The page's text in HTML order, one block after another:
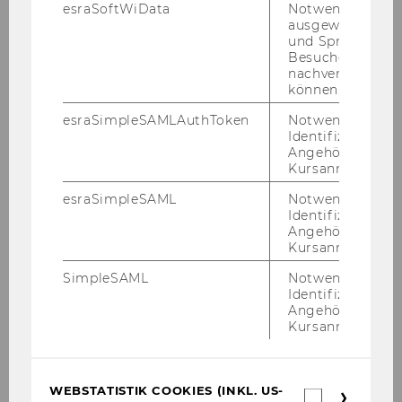
nen müs­sen. Auf Grund der be­grenz­ten Teil­
neh­mer:in­nen­zahl wird bei Ab­mel­dung nach
die­sem Zeit­punkt die ge­sam­te Teil­nah­me­ge­
bühr fäl­lig. Selbst­ver­ständ­lich ist die Nen­nung
von Er­satz­teil­neh­mer:innen mög­lich.
ProEuropeanValuesAT ClearTheAir
esraSoftWiData
Notwendig um
ausgewählte
und
Besuchers
nachverfolgen
können.
esraSimpleSAMLAuthToken
Notwendig zur
Identifizierung
Angehörige/r für
Kursanmeldung.
esraSimpleSAML
Notwendig zur
Identifizierung
Angehörige/r für
Kursanmeldung.
SimpleSAML
Notwendig zur
Identifizierung
Angehörige/r für
Kursanmeldung.
WEBSTATISTIK COOKIES (INKL. US-